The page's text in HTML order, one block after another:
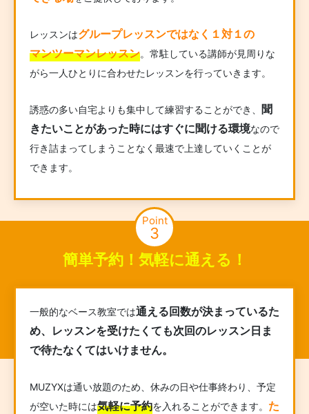
レッスンはグループレッスンではなく１対１の
マンツーマンレッスン。常駐している講師が見周りな
がら一人ひとりに合わせたレッスンを行っていきます。
誘惑の多い自宅よりも集中して練習することができ、
聞
きたいことがあった時にはすぐに聞ける環境なので
行き詰まってしまうことなく最速で上達していくことが
できます。
Point
3
簡単予約！気軽に通える！
一般的なベース教室では通える回数が決まっているた
め、レッスンを受けたくても次回のレッスン日ま
で待たなくてはいけません。
MUZYXは通い放題のため、休みの日や仕事終わり、予定
が空いた時には気軽に予約を入れることができます。 た